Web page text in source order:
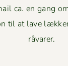
ca. en gang
til at lave
råvarer.